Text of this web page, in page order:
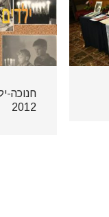
חנוכה-
2012